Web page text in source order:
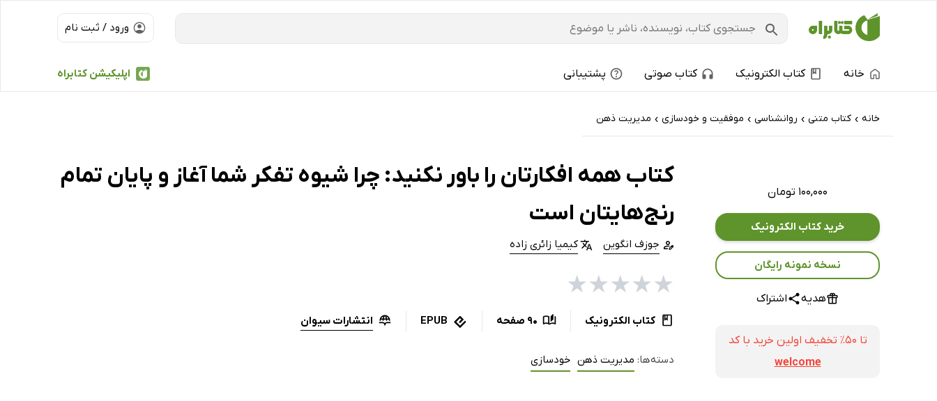
ورود / ثبت نام
اپلیکیشن کتابراه خانه کتاب الکترونیک کتاب صوتی پشتیبانی
خانه › کتاب‌ متنی › روانشناسی › موفقیت و خودسازی › مدیریت ذهن
۱۰۰,۰۰۰ تومان
خرید کتاب الکترونیک
نسخه نمونه رایگان
هدیه اشتراک
تا ۵۰٪ تخفیف اولین خرید با کد
welcome
کتاب همه افکارتان را باور نکنید: چرا شیوه تفکر شما آغاز و پایان تمام
رنج‌هایتان است
جوزف انگوین کیمیا زائری زاده
★
★
★
★
★
کتاب الکترونیک 90 صفحه EPUB انتشارات سیوان
دسته‌ها: مدیریت ذهن خودسازی